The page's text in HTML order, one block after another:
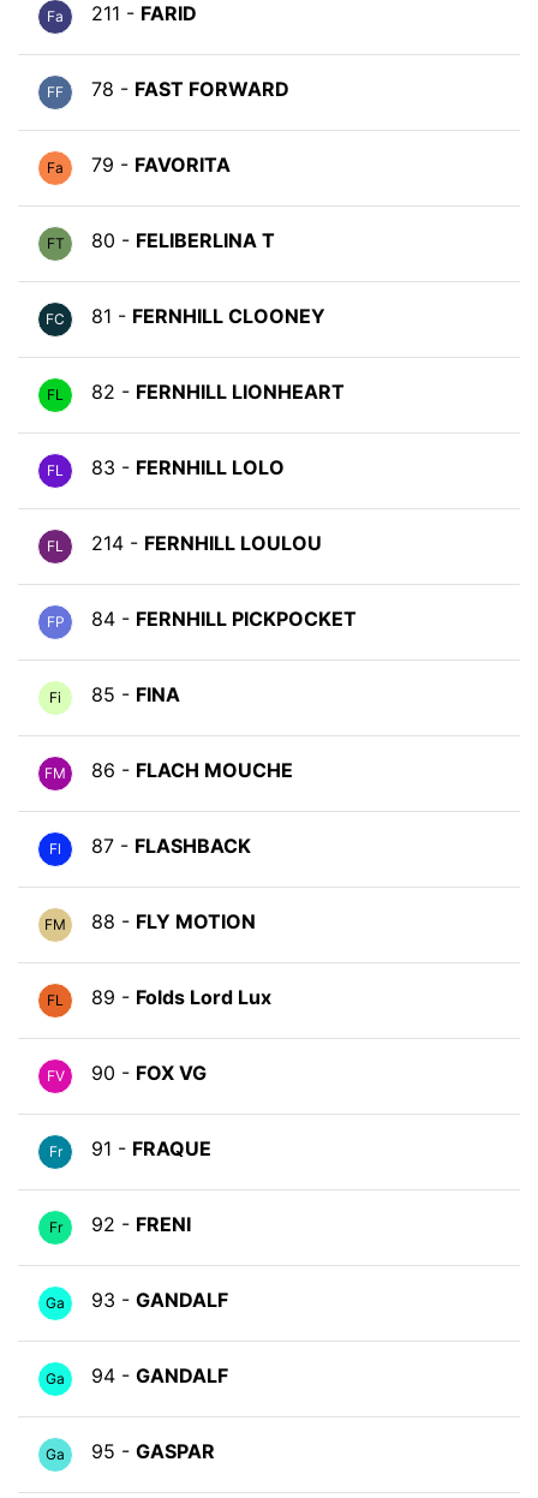
Fa 211 - FARID
FF 78 - FAST FORWARD
Fa 79 - FAVORITA
FT 80 - FELIBERLINA T
FC 81 - FERNHILL CLOONEY
FL 82 - FERNHILL LIONHEART
FL 83 - FERNHILL LOLO
FL 214 - FERNHILL LOULOU
FP 84 - FERNHILL PICKPOCKET
Fi 85 - FINA
FM 86 - FLACH MOUCHE
Fl 87 - FLASHBACK
FM 88 - FLY MOTION
FL 89 - Folds Lord Lux
FV 90 - FOX VG
Fr 91 - FRAQUE
Fr 92 - FRENI
Ga 93 - GANDALF
Ga 94 - GANDALF
Ga 95 - GASPAR